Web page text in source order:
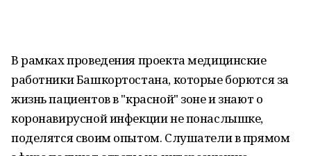
В рамках проведения проекта медицинские
работники Башкортостана, которые борются за
жизнь пациентов в "красной" зоне и знают о
коронавирусной инфекции не понаслышке,
поделятся своим опытом. Слушатели в прямом